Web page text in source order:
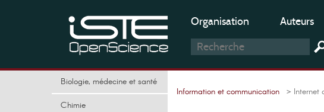
Organisation Auteurs
Biologie, médecine et santé
Chimie
Information et communication > Internet